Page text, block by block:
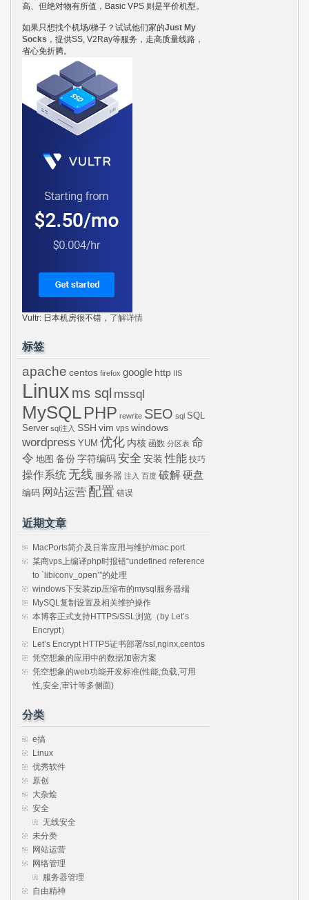
高、但绝对物有所值，Basic VPS 则是平价机型。
如果只想找个机场/梯子？试试他们家的Just My
Socks ，提供SS, V2Ray等服务，走高质量线路，
省心免折腾。
Vultr: 日本机房很不错， 了解详情
标签
apache centos firefox google http IIS
Linux ms sql mssql
MySQLPHP rewrite SEO sql SQL
Server sql注入 SSH vim vps windows
wordpress YUM 优化 内核 函数 分区表 命
令 地图 备份 字符编码 安全 安装 性能 技巧
操作系统 无线 服务器 注入 百度 破解硬盘
编码 网站运营 配置 错误
近期文章
MacPorts简介及日常应用与维护/mac port
某商vps上编译php时报错“undefined reference
to `libiconv_open’”的处理
windows下安装zip压缩布的mysql服务器端
MySQL复制设置及相关维护操作
本博客正式支持HTTPS/SSL浏览（by Let’s
Encrypt）
Let’s Encrypt HTTPS证书部署/ssl,nginx,centos
凭空想象的应用中的数据加密方案
凭空想象的web功能开发标准(性能,负载,可用
性,安全,审计等多侧面)
分类
e搞
Linux
优秀软件
原创
大杂烩
安全
无线安全
未分类
网站运营
网络管理
服务器管理
自由精神